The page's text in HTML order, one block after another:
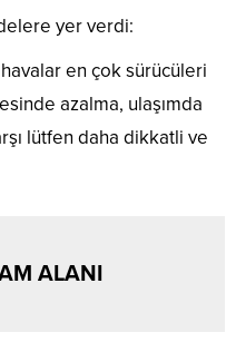
yer verdi:
en çok sürücüleri
azalma, ulaşımda
lütfen daha dikkatli ve
ALANI